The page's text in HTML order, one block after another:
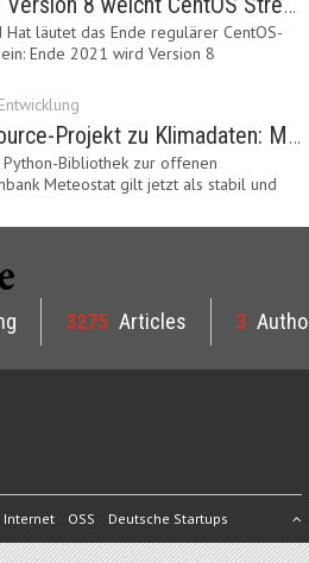
Hat läutet das Ende regulärer CentOS-
Ende 2021 wird Version 8
Open-Source-Projekt zu Klimadaten: Meteostat Python Library 1.0 erschienen
Bibliothek zur offenen
Meteostat gilt jetzt als stabil und
3275 Articles 3
Internet OSS Deutsche Startups